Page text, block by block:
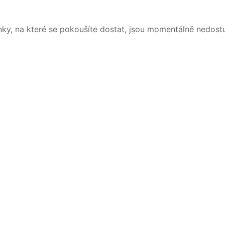
na které se pokoušíte dostat, jsou momentálně